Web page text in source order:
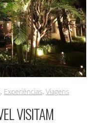
, Experiências, Viagens
VISITAM